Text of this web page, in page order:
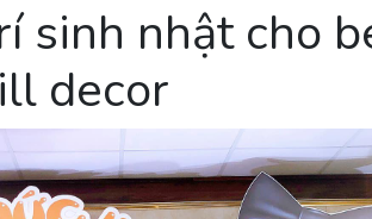
sinh nhật cho
decor